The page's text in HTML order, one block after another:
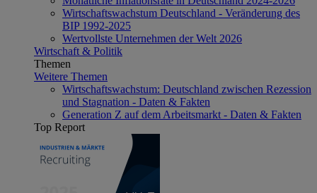
Wirtschaftswachstum Deutschland - Veränderung des
BIP 1992-2025
Wertvollste Unternehmen der Welt 2026
Wirtschaft & Politik
Themen
Weitere Themen
Wirtschaftswachstum: Deutschland zwischen Rezession
und Stagnation - Daten & Fakten
Generation Z auf dem Arbeitsmarkt - Daten & Fakten
Top Report